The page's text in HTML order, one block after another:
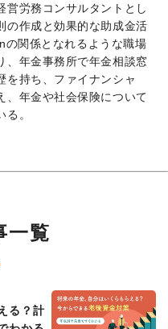
営労務コンサルタントとし
の作成と効果的な助成金活
の関係となれるような職場
、年金事務所で年金相談窓
を持ち、ファイナンシャ
、年金や社会保険について
。
一覧
る？計